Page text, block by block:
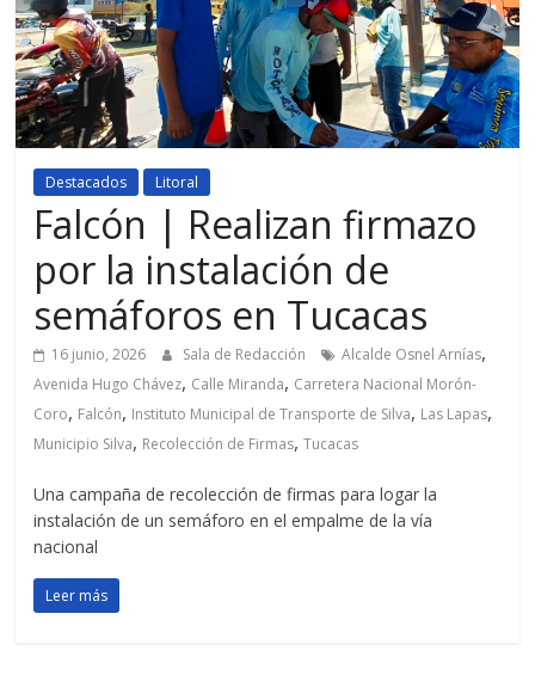
Destacados Litoral
Falcón | Realizan firmazo
por la instalación de
semáforos en Tucacas
16 junio, 2026 Sala de Redacción Alcalde Osnel Arnías,
Avenida Hugo Chávez, Calle Miranda, Carretera Nacional Morón-
Coro, Falcón, Instituto Municipal de Transporte de Silva, Las Lapas,
Municipio Silva, Recolección de Firmas,Tucacas
Una campaña de recolección de firmas para logar la
instalación de un semáforo en el empalme de la vía
nacional
Leer más